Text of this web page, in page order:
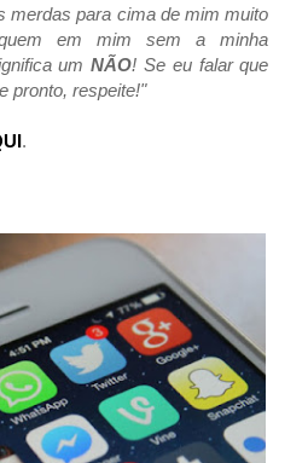
merdas para cima de mim muito
em mim sem a minha
umNÃO! Se eu falar que
pronto, respeite!"
.